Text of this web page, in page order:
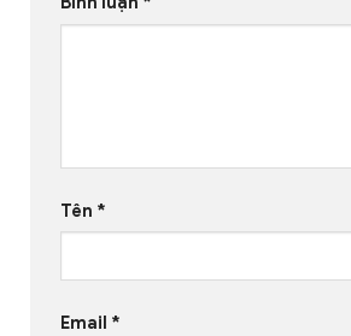
Tên *
Email *